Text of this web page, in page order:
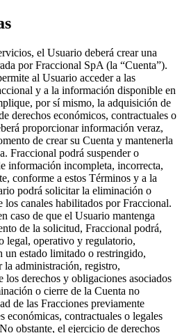
el Usuario deberá crear una
por Fraccional SpA (la “Cuenta”).
al Usuario acceder a las
y a la información disponible en
por sí mismo, la adquisición de
derechos económicos, contractuales o
proporcionar información veraz,
de crear su Cuenta y mantenerla
Fraccional podrá suspender o
información incompleta, incorrecta,
conforme a estos Términos y a la
podrá solicitar la eliminación o
los canales habilitados por Fraccional.
caso de que el Usuario mantenga
de la solicitud, Fraccional podrá,
legal, operativo y regulatorio,
un estado limitado o restringido,
la administración, registro,
derechos y obligaciones asociados
o cierre de la Cuenta no
de las Fracciones previamente
económicas, contractuales o legales
obstante, el ejercicio de derechos